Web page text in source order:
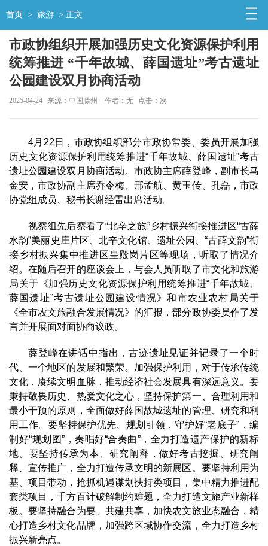
首页 > 旅游 > 正文
市政协组织开展加强历史文化资源保护利用
统筹推进 “千年故城、薛国遗址”考古遗址
公园建设双月协商活动
2025-04-24 来源：中国滕州 作者：无 点击： 次
4月22日，市政协组织部分市政协常委、委员开展加强
历史文化资源保护利用统筹推进“千年故城、薛国遗址”考古
遗址公园建设双月协商活动。市政协主席薛登峰，副市长马
金安，市政协副主席乔令梅、邢孟航、黄玉传、孔磊，市政
协党组成员、秘书长谢经雷出席活动。
视察组先后察看了“北辛之旅”乡村振兴衔接推进区“古薛
水韵”美丽史庄片区、北辛文化馆、遗址公园、“古薛文韵”衔
接乡村振兴集中推进区皇殿岗片区等现场，听取了情况介
绍。在随后召开的座谈会上，与会人员听取了市文化和旅游
局关于《加强历史文化资源保护利用统筹推进“千年故城、
薛国遗址”考古遗址公园建设情况》和市农业农村局关于
《全市农文旅融合发展情况》的汇报，部分政协委员作了发
言并开展面对面协商议政。
薛登峰在讲话中指出，古迹遗址见证并记录了一个时
代、一个地区的发展和繁荣。加强保护利用，对于传承传统
文化，赓续文明血脉，推动经济社会发展具有深远意义。要
秉持敬畏历史、热爱文化之心，坚持保护第一、合理利用和
最小干预的原则，全面做好薛国故城遗址的管理、研究和利
用工作。要坚持保护优先、规划引领，守护好“老底子”，编
制好“规划图”，奏唱好“合奏曲”，全力打造遗产保护的新标
地。要坚持传承为本、研究阐释，做好考古挖掘、研究阐
释、宣传推广，全力打造传承文明的新展区。要坚持利用为
基、项目带动，抢抓机遇谋划扶持类项目，集中精力推进配
套类项目，千方百计破解制约难题，全力打造文旅产业新样
板。要坚持融合为要、共建共享，加快农文旅业态融合，精
心打造乡村文化品牌，加强跨区域协作交流，全力打造乡村
振兴新亮点。